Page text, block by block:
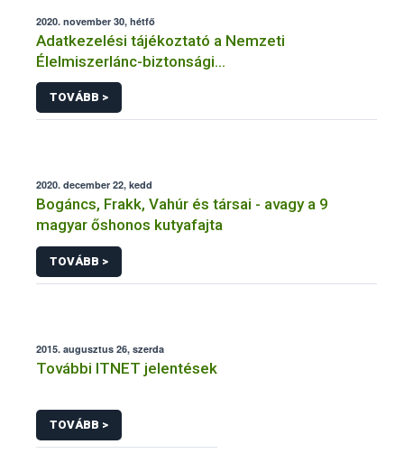
2020. november 30, hétfő
Adatkezelési tájékoztató a Nemzeti
Élelmiszerlánc-biztonsági
Hivatal tevékenységéhez kötődő érintetti jogok
gyakorlásával összefüggő adatkezeléseihez
TOVÁBB >
2020. december 22, kedd
Bogáncs, Frakk, Vahúr és társai - avagy a 9
magyar őshonos kutyafajta
TOVÁBB >
2015. augusztus 26, szerda
További ITNET jelentések
TOVÁBB >